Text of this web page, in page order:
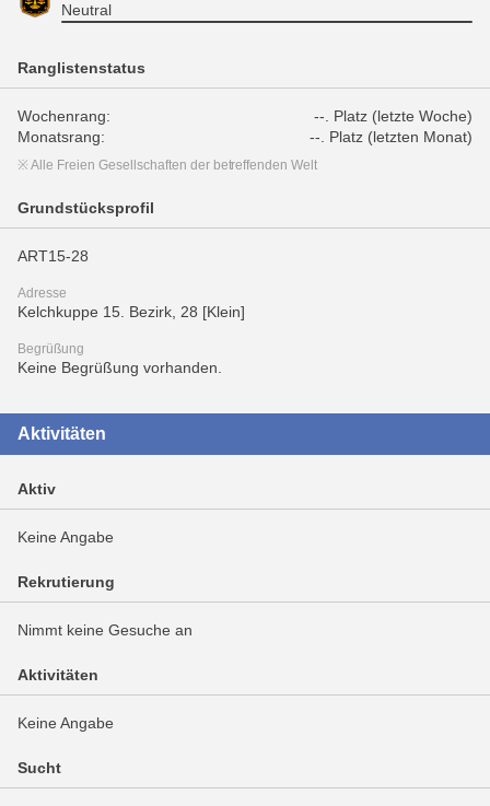
Neutral
Ranglistenstatus
Wochenrang:
--. Platz (letzte Woche)
Monatsrang:
--. Platz (letzten Monat)
※ Alle Freien Gesellschaften der betreffenden Welt
Grundstücksprofil
ART15-28
Adresse
Kelchkuppe 15. Bezirk, 28 [Klein]
Begrüßung
Keine Begrüßung vorhanden.
Aktivitäten
Aktiv
Keine Angabe
Rekrutierung
Nimmt keine Gesuche an
Aktivitäten
Keine Angabe
Sucht